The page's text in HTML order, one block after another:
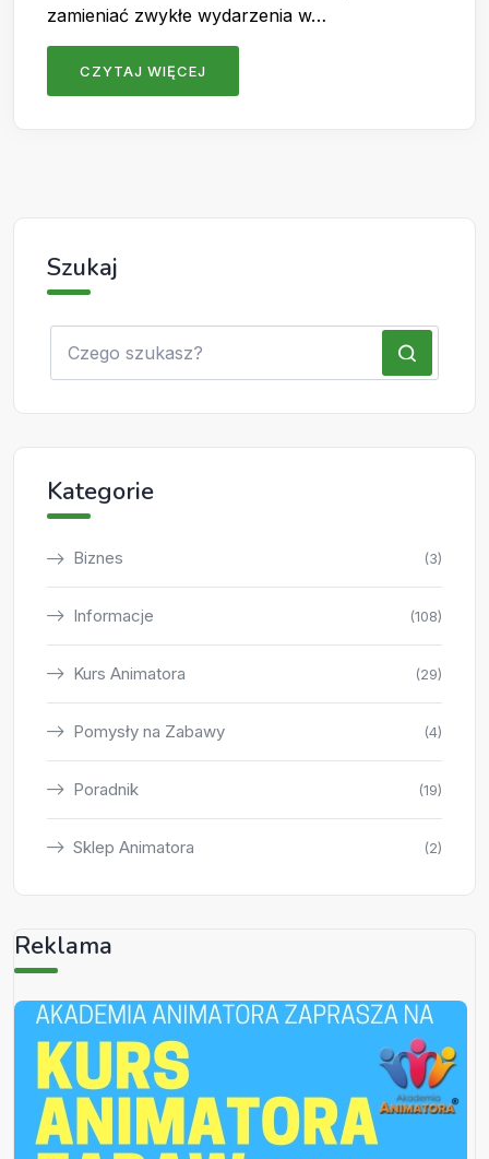
zamieniać zwykłe wydarzenia w…
CZYTAJ WIĘCEJ
Szukaj
Kategorie
Biznes (3)
Informacje (108)
Kurs Animatora (29)
Pomysły na Zabawy (4)
Poradnik (19)
Sklep Animatora (2)
Reklama